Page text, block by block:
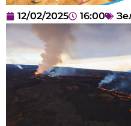
12/02/2025 16:00